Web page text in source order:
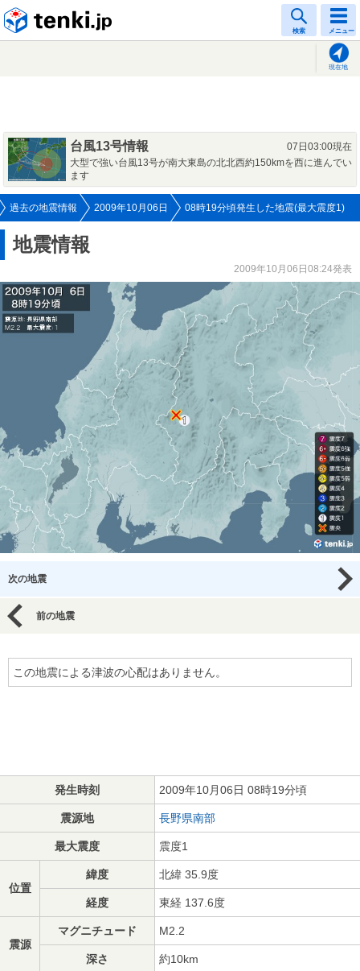
検索 メニュー
現在地
台風13号情報
07日03:00現在
大型で強い台風13号が南大東島の北北西約150kmを西に進んでい
ます
過去の地震情報 2009年10月06日 08時19分頃発生した地震(最大震度1)
地震情報
2009年10月06日08:24発表
次の地震
前の地震
この地震による津波の心配はありません。
発生時刻 2009年10月06日 08時19分頃
震源地 長野県南部
最大震度 震度1
位置
緯度 北緯 35.9度
経度 東経 137.6度
震源
マグニチュード M2.2
深さ 約10km